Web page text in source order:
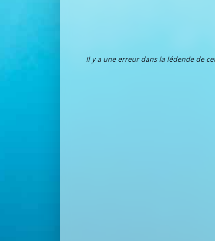
Il y a une erreur dans la lédende de